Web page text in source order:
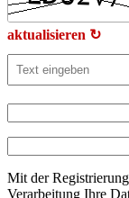
aktualisieren ↻
Mit der
Verarbeitung Ihre